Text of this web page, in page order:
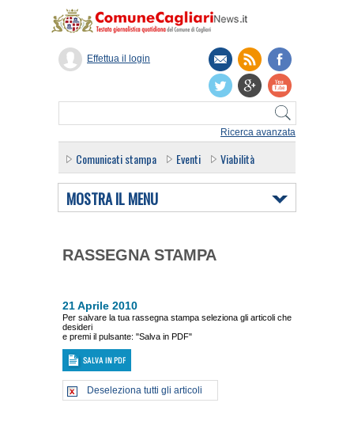
Ricerca avanzata
Effettua il login
Comunicati stampa Eventi Viabilità
MOSTRA IL MENU
RASSEGNA STAMPA
21 Aprile 2010
Per salvare la tua rassegna stampa seleziona gli articoli che
desideri
e premi il pulsante: "Salva in PDF"
Deseleziona tutti gli articoli